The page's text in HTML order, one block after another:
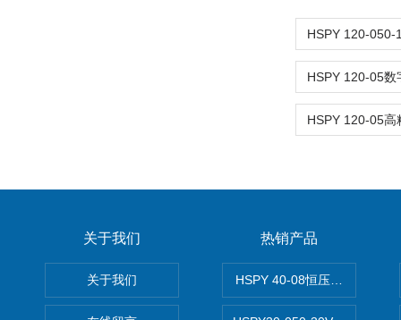
关于我们
关于我们
热销产品
HSPY 40-08恒压恒流恒功率